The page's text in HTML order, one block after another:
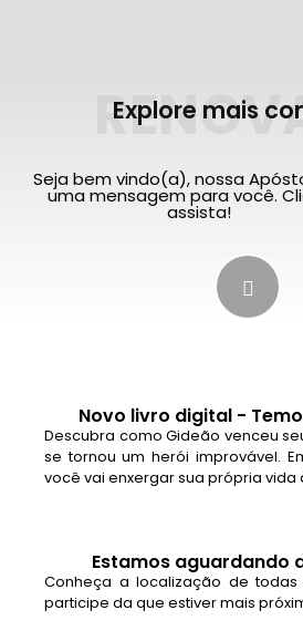
Explore mais
Seja bem vindo(a), nossa
uma mensagem para você.
assista!
Novo livro digital -
Descubra como Gideão venceu
se tornou um herói improvável.
você vai enxergar sua própria vida
Estamos aguardando
Conheça a localização de
participe da que estiver mais